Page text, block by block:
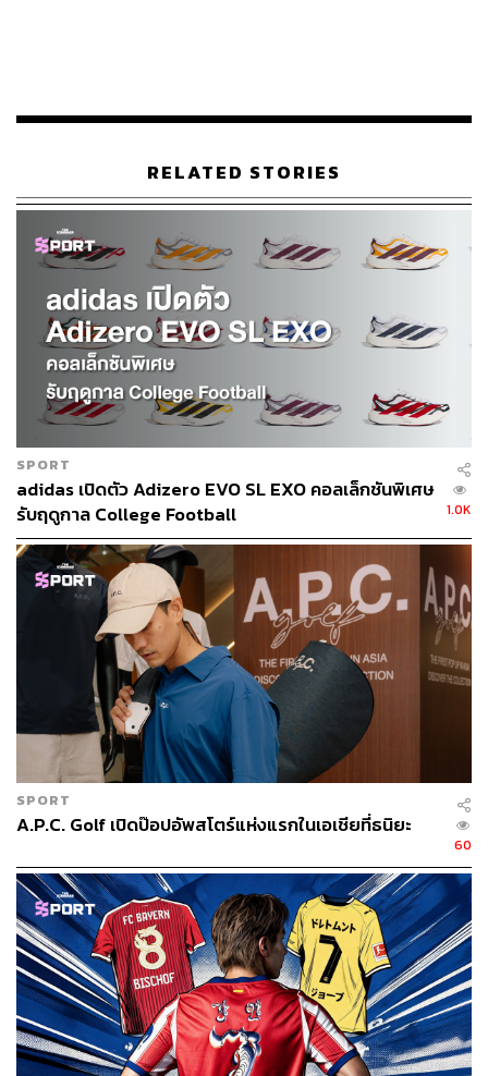
RELATED STORIES
SPORT
adidas เปิดตัว Adizero EVO SL EXO คอลเล็กชันพิเศษ
รับฤดูกาล College Football
1.0K
SPORT
A.P.C. Golf เปิดป๊อปอัพสโตร์แห่งแรกในเอเชียที่ธนิยะ
60